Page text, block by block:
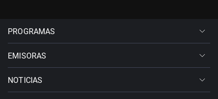
PROGRAMAS
EMISORAS
NOTICIAS